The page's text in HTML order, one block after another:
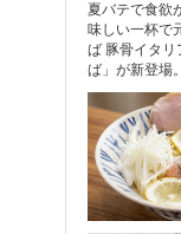
夏バテで食欲
味しい一杯で
ば 豚骨イタリ
ば」が新登場